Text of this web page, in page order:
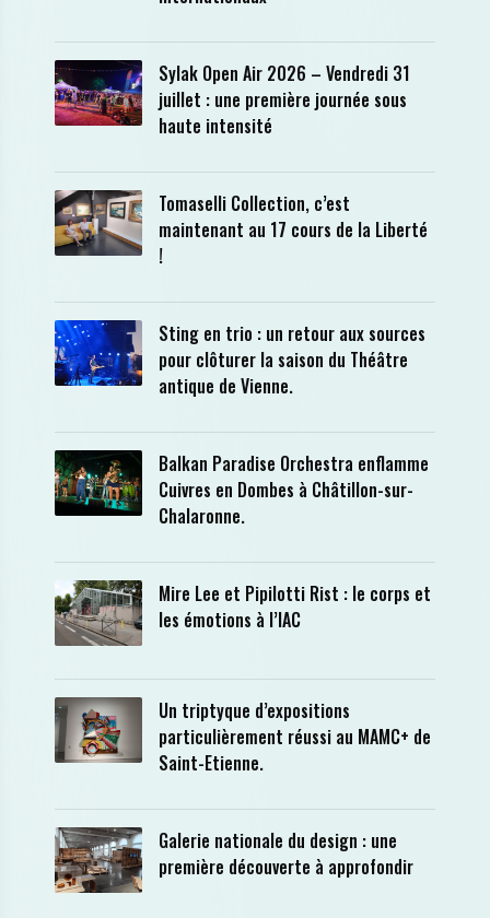
Sylak Open Air 2026 – Vendredi 31
juillet : une première journée sous
haute intensité
Tomaselli Collection, c’est
maintenant au 17 cours de la Liberté
!
Sting en trio : un retour aux sources
pour clôturer la saison du Théâtre
antique de Vienne.
Balkan Paradise Orchestra enflamme
Cuivres en Dombes à Châtillon-sur-
Chalaronne.
Mire Lee et Pipilotti Rist : le corps et
les émotions à l’IAC
Un triptyque d’expositions
particulièrement réussi au MAMC+ de
Saint-Etienne.
Galerie nationale du design : une
première découverte à approfondir